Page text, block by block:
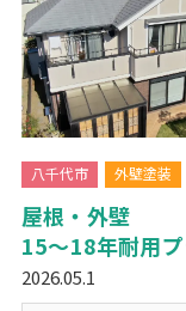
八千代市 外壁塗装
屋根・外壁
15～18年耐用
2026.05.1